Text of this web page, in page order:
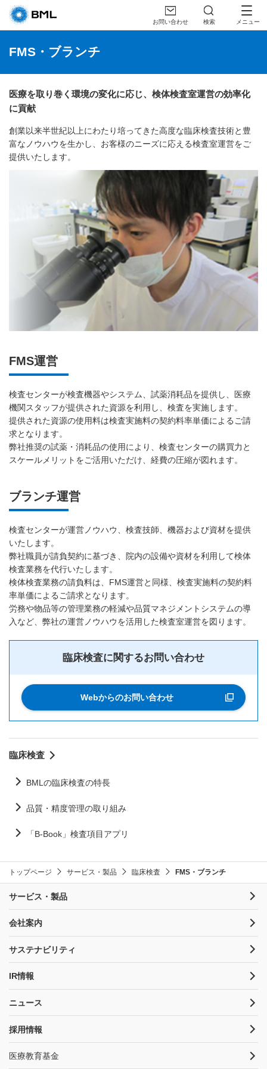
お問い合わせ 検索 メニュー
FMS・ブランチ
医療を取り巻く環境の変化に応じ、検体検査室運営の効率化
に貢献
創業以来半世紀以上にわたり培ってきた高度な臨床検査技術と豊
富なノウハウを生かし、お客様のニーズに応える検査室運営をご
提供いたします。
FMS運営
検査センターが検査機器やシステム、試薬消耗品を提供し、医療
機関スタッフが提供された資源を利用し、検査を実施します。
提供された資源の使用料は検査実施料の契約料率単価によるご請
求となります。
弊社推奨の試薬・消耗品の使用により、検査センターの購買力と
スケールメリットをご活用いただけ、経費の圧縮が図れます。
ブランチ運営
検査センターが運営ノウハウ、検査技師、機器および資材を提供
いたします。
弊社職員が請負契約に基づき、院内の設備や資材を利用して検体
検査業務を代行いたします。
検体検査業務の請負料は、FMS運営と同様、検査実施料の契約料
率単価によるご請求となります。
労務や物品等の管理業務の軽減や品質マネジメントシステムの導
入など、弊社の運営ノウハウを活用した検査室運営を図ります。
臨床検査に関するお問い合わせ
Webからのお問い合わせ
臨床検査
BMLの臨床検査の特長
品質・精度管理の取り組み
「B-Book」検査項目アプリ
トップページ サービス・製品 臨床検査 FMS・ブランチ
サービス・製品
会社案内
サステナビリティ
IR情報
ニュース
採用情報
医療教育基金